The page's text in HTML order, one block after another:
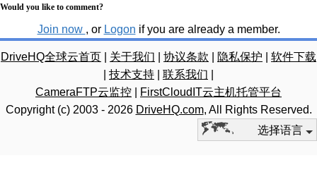
Would you like to comment?
Join now , or Logon if you are already a member.
DriveHQ全球云首页 关于我们 协议条款 隐私保护
软件下载
技术支持 联系我们
CameraFTP云监控
FirstCloudIT云主机托管平台
Copyright (c) 2003 - 2026 DriveHQ.com, All Rights Reserved.
选择语言